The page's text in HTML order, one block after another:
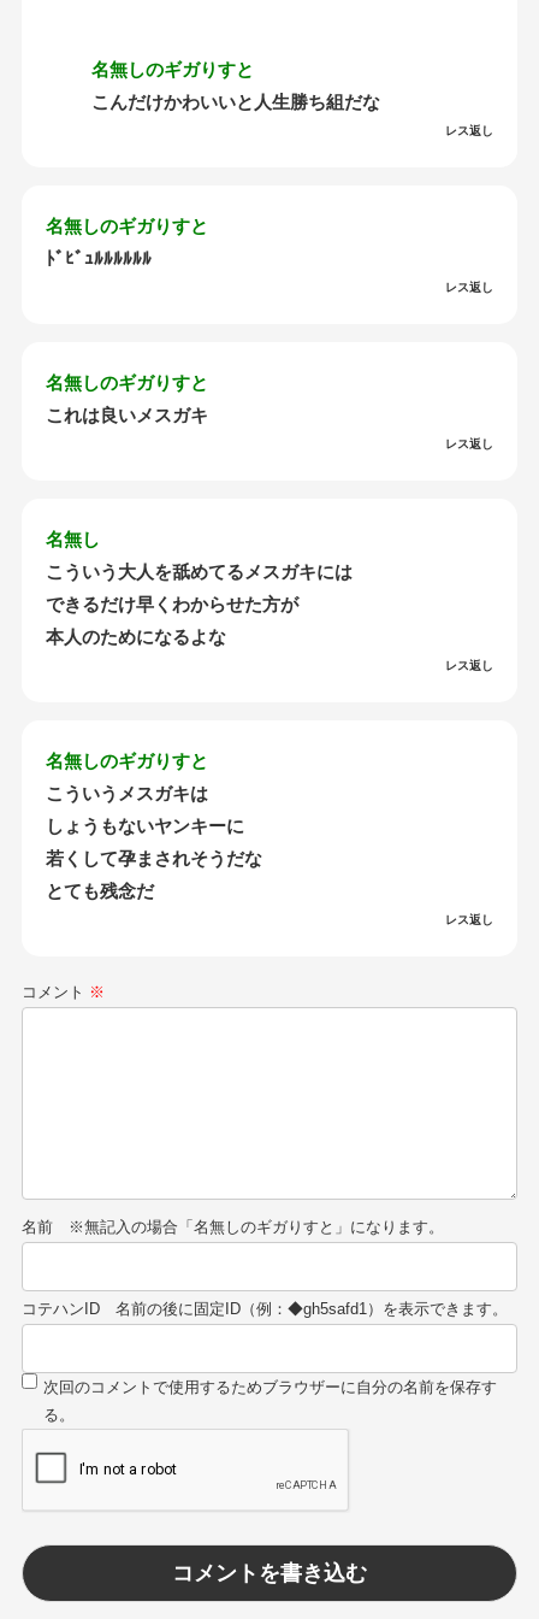
名無しのギガりすと
こんだけかわいいと人生勝ち組だな
レス返し
名無しのギガりすと
ﾄﾞﾋﾞｭﾙﾙﾙﾙﾙﾙ
レス返し
名無しのギガりすと
これは良いメスガキ
レス返し
名無し
こういう大人を舐めてるメスガキには
できるだけ早くわからせた方が
本人のためになるよな
レス返し
名無しのギガりすと
こういうメスガキは
しょうもないヤンキーに
若くして孕まされそうだな
とても残念だ
レス返し
コメント ※
名前
コテハンID